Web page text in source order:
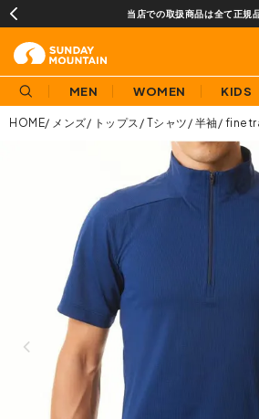
当店での取扱商品は全て正規
MEN WOMEN KIDS
HOME メンズ トップス Tシャツ 半袖